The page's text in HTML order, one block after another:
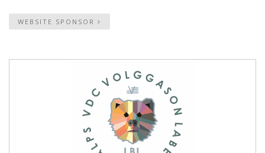
WEBSITE SPONSOR